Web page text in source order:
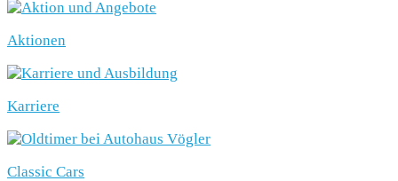
Aktionen
Karriere
Classic Cars